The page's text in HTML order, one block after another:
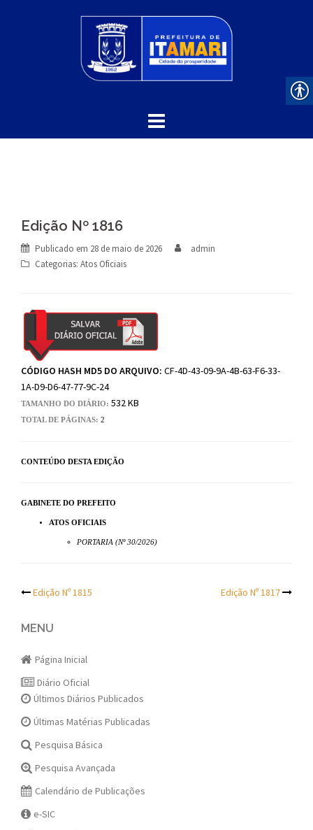
Edição Nº 1816
Publicado em 28 de maio de 2026
admin
Categorias: Atos Oficiais
CÓDIGO HASH MD5 DO ARQUIVO: CF-4D-43-09-9A-4B-63-F6-33-
1A-D9-D6-47-77-9C-24
TAMANHO DO DIÁRIO: 532 KB
TOTAL DE PÁGINAS: 2
CONTEÚDO DESTA EDIÇÃO
GABINETE DO PREFEITO
ATOS OFICIAIS
PORTARIA (Nº 30/2026)
Post
navigation
Edição Nº 1815 Edição Nº 1817
MENU
Página Inicial
Diário Oficial
Últimos Diários Publicados
Últimas Matérias Publicadas
Pesquisa Básica
Pesquisa Avançada
Calendário de Publicações
e-SIC